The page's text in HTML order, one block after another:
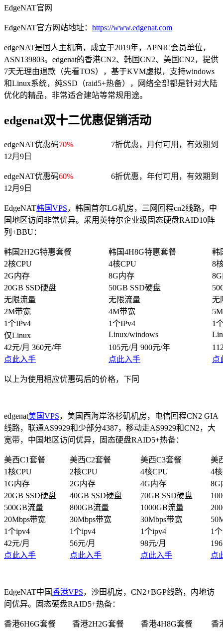
EdgeNAT官网
EdgeNAT官方网站地址： https://www.edgenat.com
edgeNAT是国人主机商，成立于2019年，APNIC会员单位，
ASN139803。edgenat的香港CN2、韩国CN2、美国CN2，提供
7天无理由退款（先看TOS），基于KVM虚拟，支持windows
和Linux系统，纯SSD（raid5+热备），网络全部都是针对大陆
优化的精品，非常适合建站等常规用途。
edgenat双十二优惠促销活动
edgeNAT优惠码70% 7折优惠，月付可用，有效期到
12月9日
edgeNAT优惠码60%
6折优惠，年付可用，有效期到
12月9日
EdgeNAT韩国VPS，韩国首尔LG机房，三网回程cn2线路，中
国地区访问非常优异。采用英特尔企业级固态硬盘RAID10阵
列+BBU：
韩国2H2G特惠套餐 韩国4H8G特惠套餐
韩
2核CPU
4核CPU
8
2G内存
8G内存
20GB SSD硬盘
50GB SSD硬盘
无限流量
无限流量
无
2M带宽
4M带宽
1个IPv4
1个IPv4
1
仅Linux
Linux/windows
42元/月 360元/年
105元/月 900元/年
点此入手
点此入手 点
以上为使用相应优惠码后的价格，下同
edgenat美国VPS，美国西海岸洛杉矶机房，电信回程CN2 GIA
线路，联通AS9929和少部分4387，移动走AS9929和CN2，大
宽带，中国地区访问优异，固态硬盘RAID5+热备：
美西C1套餐 美西C2套餐 美西C3套餐
美
1核CPU
2核CPU 4核CPU
4
1G内存
2G内存 4G内存
8G
20GB SSD硬盘
40GB SSD硬盘 70GB SSD硬盘
500GB流量
800GB流量 1000GB流量
20Mbps带宽
30Mbps带宽 30Mbps带宽
1个ipv4
1个ipv4 1个ipv4
1
42元/月
56元/月 98元/月
点此入手
点此入手 点此入手 点
EdgeNAT中国 香港VPS，沙田机房，CN2+BGP线路，内地访
问优异。固态硬盘RAID5+热备：
香港6H6G套餐 香港2H2G套餐 香港4H8G套餐
香